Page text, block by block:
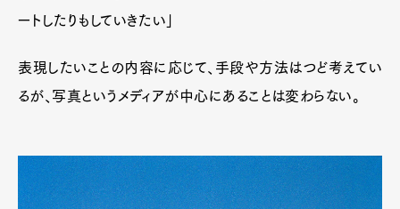
ートしたりもしていきたい」
表現したいことの内容に応じて、手段や方法はつど考えてい
るが、写真というメディアが中心にあることは変わらない。